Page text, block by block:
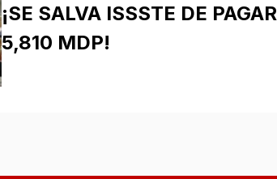
¡SE SALVA ISSSTE DE PAGAR
5,810 MDP!